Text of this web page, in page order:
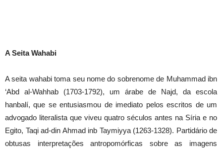
A Seita Wahabi
A seita wahabi toma seu nome do sobrenome de Muhammad ibn
‘Abd al-Wahhab (1703-1792), um árabe de Najd, da escola
hanbalí, que se entusiasmou de imediato pelos escritos de um
advogado literalista que viveu quatro séculos antes na Síria e no
Egito, Taqi ad-din Ahmad inb Taymiyya (1263-1328). Partidário de
obtusas interpretações antropomórficas sobre as imagens